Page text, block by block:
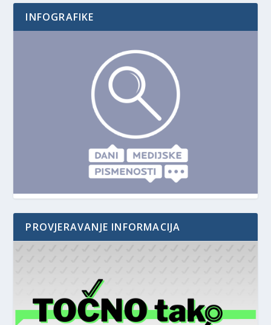
INFOGRAFIKE
PROVJERAVANJE INFORMACIJA